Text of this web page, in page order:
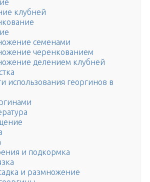
клубней
семенами
черенкованием
делением клубней
использования георгинов в
и подкормка
и размножение